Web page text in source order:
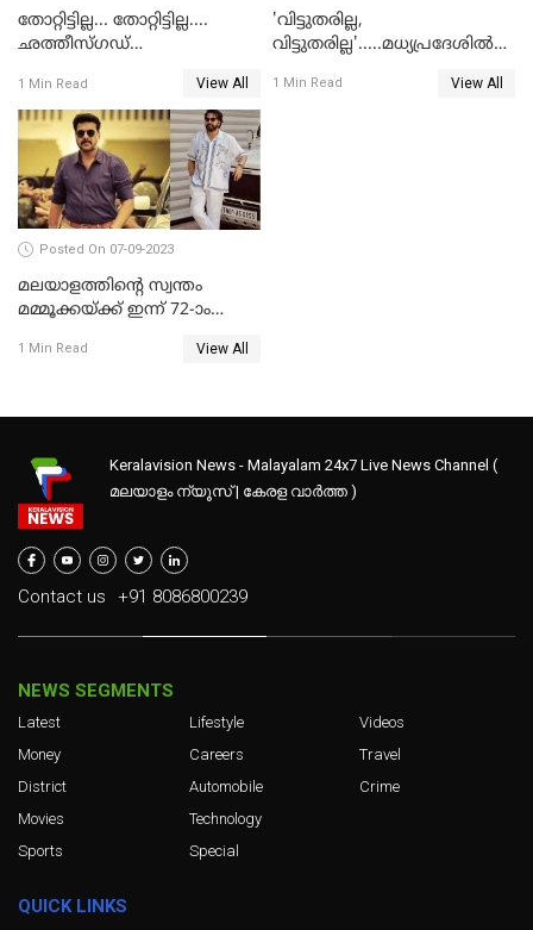
തോറ്റിട്ടില്ല... തോറ്റിട്ടില്ല....
ഛത്തീസ്ഗഡ്
ഭൂപേഷ് ഭാഗല്‍ തന്നെ
1 Min Read View All
'വിട്ടുതരില്ല,
വിട്ടുതരില്ല'.....മധ്യപ്രദേശില്‍
ശിവരാജ് സിംഗ് ചൗഹാന്‍
1 Min Read View All
Posted On 07-09-2023
മലയാളത്തിന്റെ സ്വന്തം
മമ്മൂക്കയ്ക്ക് ഇന്ന് 72-ാം
1 Min Read View All
Keralavision News - Malayalam 24x7 Live News Channel (
മലയാളം ന്യൂസ് | കേരള വാർത്ത )
Contact us +91 8086800239
NEWS SEGMENTS
Latest
Money
District
Movies
Sports
Lifestyle
Careers
Automobile
Technology
Special
Videos
Travel
Crime
QUICK LINKS